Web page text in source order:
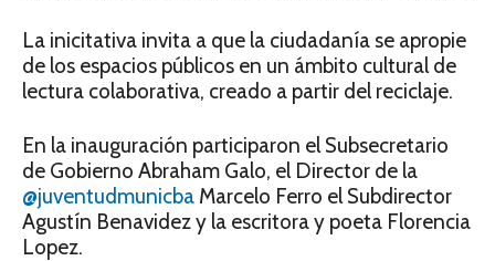
La inicitativa invita a que la ciudadanía se apropie
de los espacios públicos en un ámbito cultural de
lectura colaborativa, creado a partir del reciclaje.
En la inauguración participaron el Subsecretario
de Gobierno Abraham Galo, el Director de la
@juventudmunicba Marcelo Ferro el Subdirector
Agustín Benavidez y la escritora y poeta Florencia
Lopez.